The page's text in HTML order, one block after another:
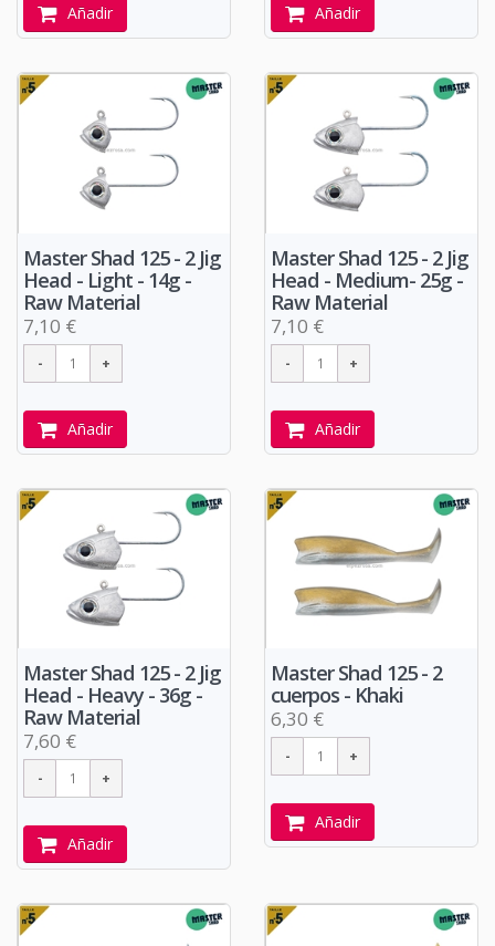
Añadir Añadir
Master Shad 125 - 2 Jig
Head - Light - 14g -
Raw Material
7,10 €
Añadir
Master Shad 125 - 2 Jig
Head - Medium- 25g -
Raw Material
7,10 €
Añadir
Master Shad 125 - 2 Jig
Head - Heavy - 36g -
Raw Material
7,60 €
Añadir
Master Shad 125 - 2
cuerpos - Khaki
6,30 €
Añadir